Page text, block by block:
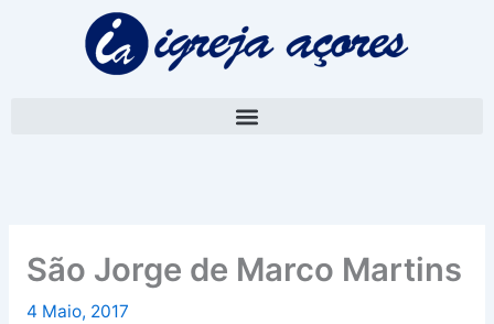
São Jorge de Marco Martins
4 Maio, 2017